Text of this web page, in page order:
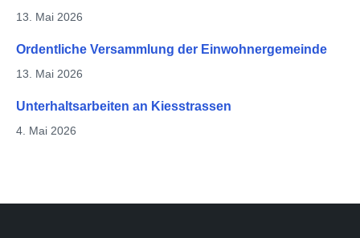
13. Mai 2026
Ordentliche Versammlung der Einwohnergemeinde
13. Mai 2026
Unterhaltsarbeiten an Kiesstrassen
4. Mai 2026